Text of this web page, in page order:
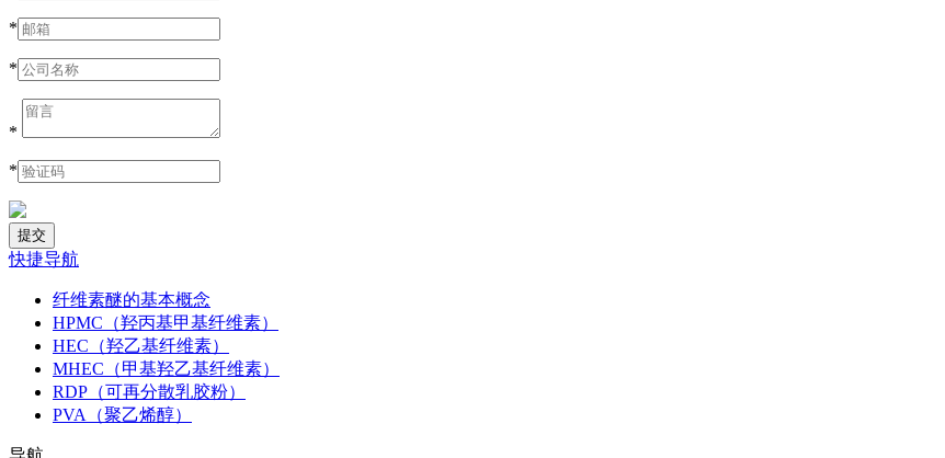
*
*
*
*
快捷导航
纤维素醚的基本概念
HPMC（羟丙基甲基纤维素）
HEC（羟乙基纤维素）
MHEC（甲基羟乙基纤维素）
RDP（可再分散乳胶粉）
PVA（聚乙烯醇）